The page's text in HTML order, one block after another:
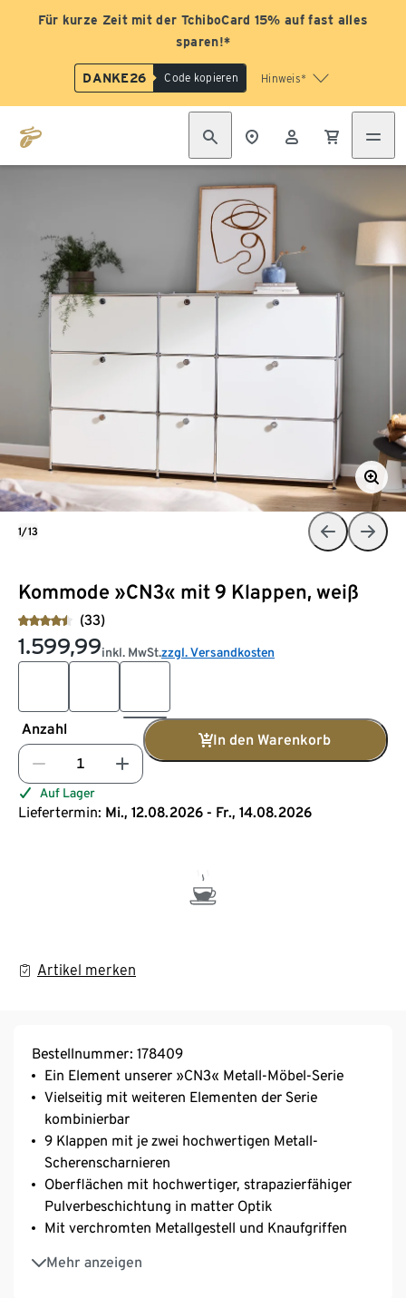
Für kurze Zeit mit der TchiboCard 15% auf fast alles
sparen!*
DANKE26 Code kopieren Hinweis*
Kommode »CN3« mit 9 Klappen, weiß
(33)
1.599,99inkl. MwSt.zzgl. Versandkosten
Anzahl
In den Warenkorb
Auf Lager
Liefertermin: Mi., 12.08.2026 - Fr., 14.08.2026
Artikel merken
1/13
Bestellnummer: 178409
Ein Element unserer »CN3« Metall-Möbel-Serie
Vielseitig mit weiteren Elementen der Serie
kombinierbar
9 Klappen mit je zwei hochwertigen Metall-
Scherenscharnieren
Oberflächen mit hochwertiger, strapazierfähiger
Pulverbeschichtung in matter Optik
Mit verchromten Metallgestell und Knaufgriffen
Mehr anzeigen
Inkl. höhenverstellbarer Kunststofffüße – fester
Stand auch auf unebenen Flächen